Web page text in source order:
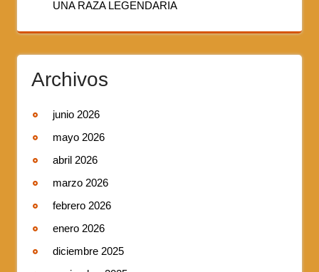
UNA RAZA LEGENDARIA
Archivos
junio 2026
mayo 2026
abril 2026
marzo 2026
febrero 2026
enero 2026
diciembre 2025